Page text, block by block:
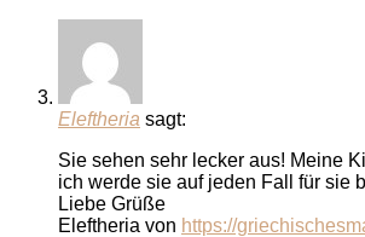
Eleftheria sagt:
Sie sehen sehr lecker aus! Meine
ich werde sie auf jeden Fall für sie
Liebe Grüße
Eleftheria von https://